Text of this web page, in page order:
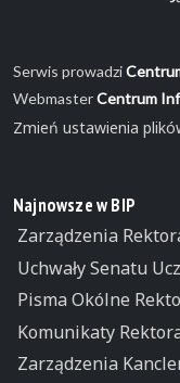
Serwis prowadzi
WebmasterCentrum
Zmień ustawienia
Najnowsze w BIP
Zarządzenia
Uchwały Senatu
Pisma Okólne
Komunikaty
Zarządzenia